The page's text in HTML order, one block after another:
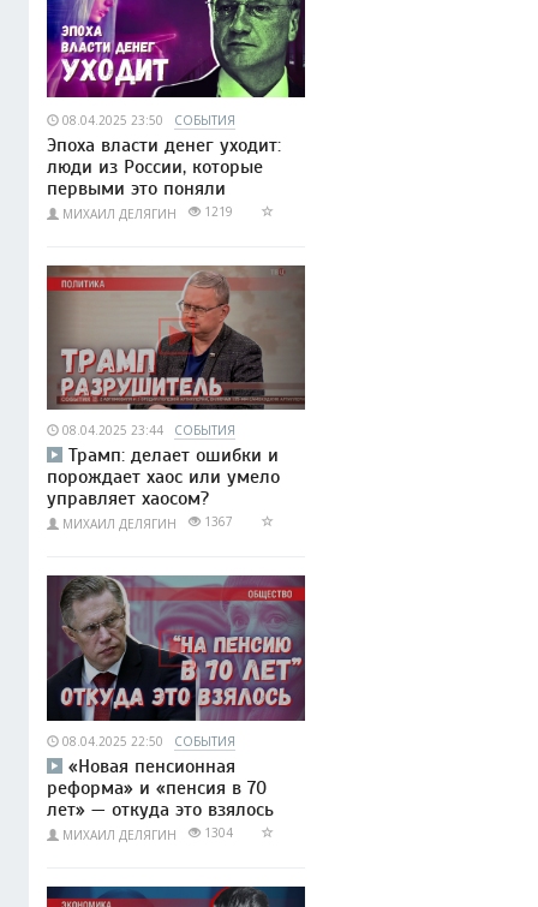
08.04.2025 23:50 СОБЫТИЯ
Эпоха власти денег уходит:
люди из России, которые
первыми это поняли
МИХАИЛ ДЕЛЯГИН 1219
08.04.2025 23:44 СОБЫТИЯ
Трамп: делает ошибки и
порождает хаос или умело
управляет хаосом?
МИХАИЛ ДЕЛЯГИН 1367
08.04.2025 22:50 СОБЫТИЯ
«Новая пенсионная
реформа» и «пенсия в 70
лет» — откуда это взялось
МИХАИЛ ДЕЛЯГИН 1304